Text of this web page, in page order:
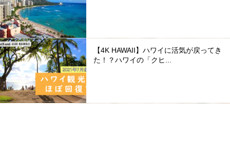
【4K HAWAII】ハワイに活気が戻ってき
た！？ハワイの「クヒ...